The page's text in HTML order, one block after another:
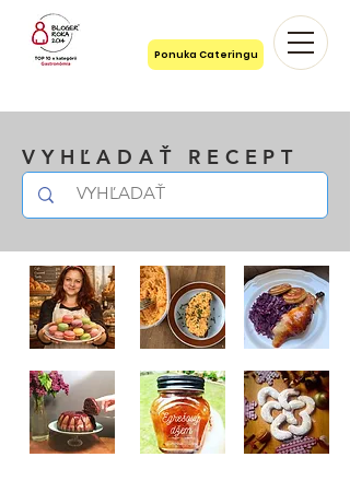
Ponuka Cateringu
VYHĽADAŤ RECEPT